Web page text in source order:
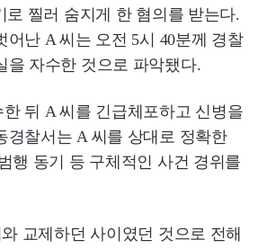
로 찔러 숨지게 한 혐의를 받는다.
어난 A 씨는 오전 5시 40분께 경찰
을 자수한 것으로 파악됐다.
뒤 A 씨를 긴급체포하고 신병을
경찰서는 A 씨를 상대로 정확한
행 동기 등 구체적인 사건 경위를
교제하던 사이였던 것으로 전해